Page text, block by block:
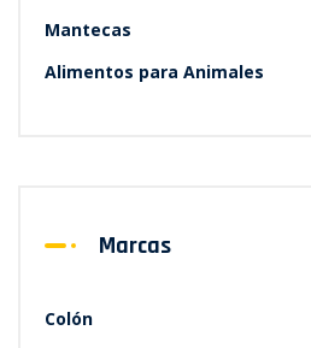
Mantecas
Alimentos para Animales
Marcas
Colón